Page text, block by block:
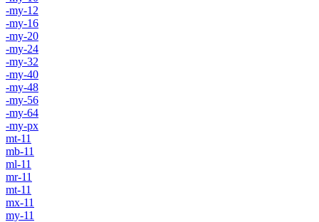
-my-12
-my-16
-my-20
-my-24
-my-32
-my-40
-my-48
-my-56
-my-64
-my-px
mt-11
mb-11
ml-11
mr-11
mt-11
mx-11
my-11